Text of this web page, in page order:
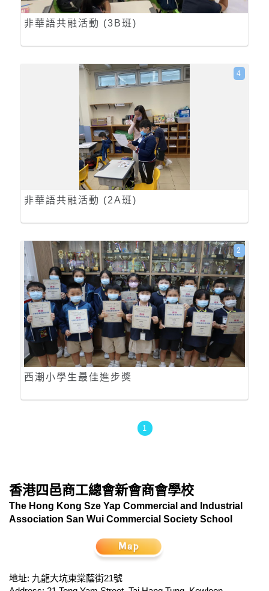
非華語共融活動 (3B班)
非華語共融活動 (2A班)
4
西潮小學生最佳進步獎
2
1
香港四邑商工總會新會商會學校
The Hong Kong Sze Yap Commercial and Industrial
Association San Wui Commercial Society School
地址: 九龍大坑東棠蔭街21號